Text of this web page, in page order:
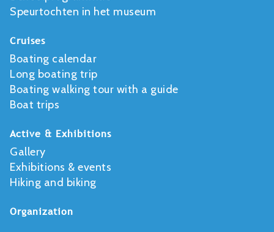
Speurtochten in het museum
Cruises
Boating calendar
Long boating trip
Boating walking tour with a guide
Boat trips
Active & Exhibitions
Gallery
Exhibitions & events
Hiking and biking
Organization